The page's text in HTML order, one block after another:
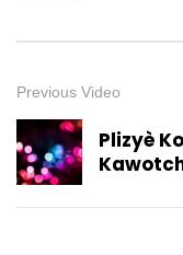
Previous Video
Plizyè